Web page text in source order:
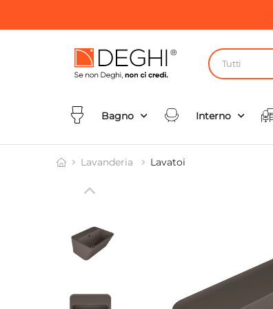
Tutti
Bagno Interno
Lavanderia Lavatoi